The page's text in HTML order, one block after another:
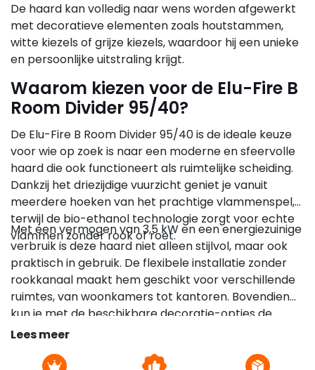
De haard kan volledig naar wens worden afgewerkt
met decoratieve elementen zoals houtstammen,
witte kiezels of grijze kiezels, waardoor hij een unieke
en persoonlijke uitstraling krijgt.
Waarom kiezen voor de Elu-Fire B
Room Divider 95/40?
De Elu-Fire B Room Divider 95/40 is de ideale keuze
voor wie op zoek is naar een moderne en sfeervolle
haard die ook functioneert als ruimtelijke scheiding.
Dankzij het driezijdige vuurzicht geniet je vanuit
meerdere hoeken van het prachtige vlammenspel,
terwijl de bio-ethanol technologie zorgt voor echte
vlammen zonder rook of roet.
Met een vermogen van 3,5 kW en een energiezuinige
verbruik is deze haard niet alleen stijlvol, maar ook
praktisch in gebruik. De flexibele installatie zonder
rookkanaal maakt hem geschikt voor verschillende
ruimtes, van woonkamers tot kantoren. Bovendien
kun je met de beschikbare decoratie-opties de
haard volledig naar wens personaliseren.
Lees meer